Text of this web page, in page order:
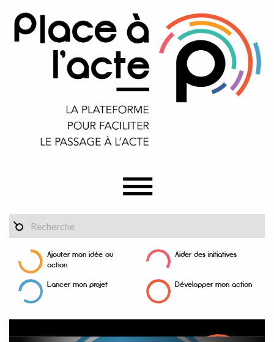
Ajouter mon idée ou
action
Aider des initiatives
Lancer mon projet Développer mon action